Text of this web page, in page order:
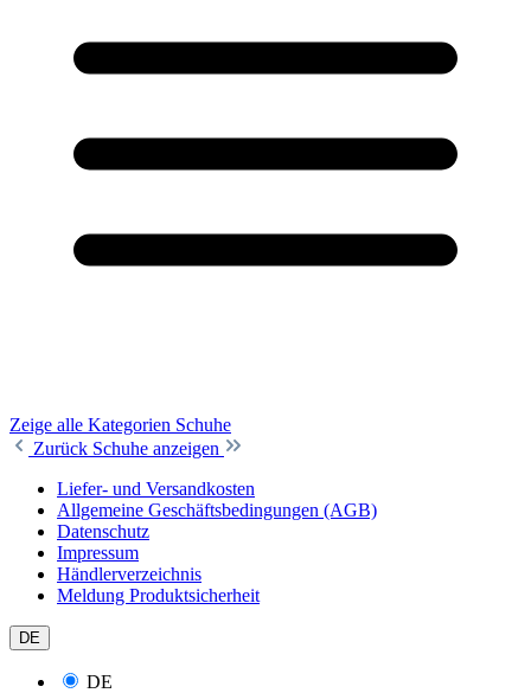
Zeige alle Kategorien Schuhe
Zurück Schuhe anzeigen
Liefer- und Versandkosten
Allgemeine Geschäftsbedingungen (AGB)
Datenschutz
Impressum
Händlerverzeichnis
Meldung Produktsicherheit
DE
DE